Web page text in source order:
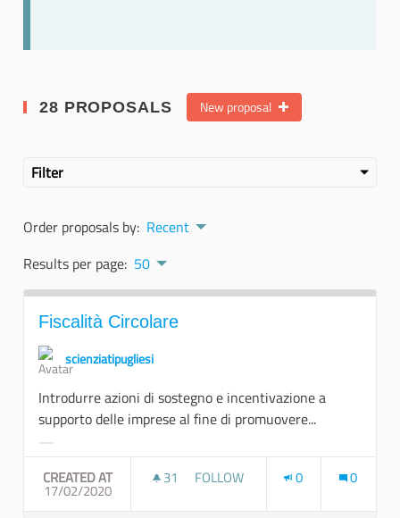
28 PROPOSALS New proposal
Filter
Order proposals by: Recent
Results per page: 50
Fiscalità Circolare
scienziatipugliesi
Introdurre azioni di sostegno e incentivazione a
supporto delle imprese al fine di promuovere...
CREATED AT
17/02/2020
31 31 FOLLOWERS
FOLLOW 0 0